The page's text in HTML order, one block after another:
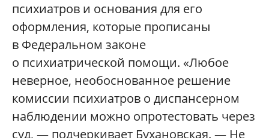
психиатров и основания для его
оформления, которые прописаны
в Федеральном законе
о психиатрической помощи. «Любое
неверное, необоснованное решение
комиссии психиатров о диспансерном
наблюдении можно опротестовать через
суд, — подчеркивает Бухановская. — Не